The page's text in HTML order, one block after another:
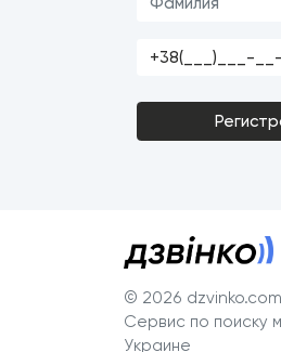
© 2026 dzvinko.com
Сервис по поиску
Украине